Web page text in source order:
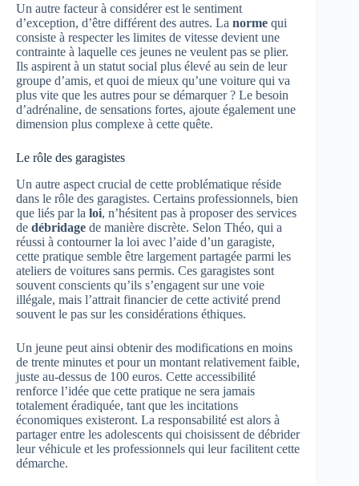
Un autre facteur à considérer est le sentiment
d’exception, d’être différent des autres. La norme qui
consiste à respecter les limites de vitesse devient une
contrainte à laquelle ces jeunes ne veulent pas se plier.
Ils aspirent à un statut social plus élevé au sein de leur
groupe d’amis, et quoi de mieux qu’une voiture qui va
plus vite que les autres pour se démarquer ? Le besoin
d’adrénaline, de sensations fortes, ajoute également une
dimension plus complexe à cette quête.
Le rôle des garagistes
Un autre aspect crucial de cette problématique réside
dans le rôle des garagistes. Certains professionnels, bien
que liés par la loi, n’hésitent pas à proposer des services
de débridage de manière discrète. Selon Théo, qui a
réussi à contourner la loi avec l’aide d’un garagiste,
cette pratique semble être largement partagée parmi les
ateliers de voitures sans permis. Ces garagistes sont
souvent conscients qu’ils s’engagent sur une voie
illégale, mais l’attrait financier de cette activité prend
souvent le pas sur les considérations éthiques.
Un jeune peut ainsi obtenir des modifications en moins
de trente minutes et pour un montant relativement faible,
juste au-dessus de 100 euros. Cette accessibilité
renforce l’idée que cette pratique ne sera jamais
totalement éradiquée, tant que les incitations
économiques existeront. La responsabilité est alors à
partager entre les adolescents qui choisissent de débrider
leur véhicule et les professionnels qui leur facilitent cette
démarche.